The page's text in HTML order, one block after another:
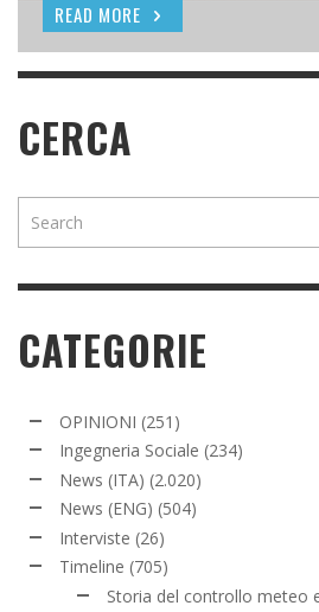
READ MORE
READ MORE
CERCA
CATEGORIE
OPINIONI (251)
Ingegneria Sociale (234)
News (ITA) (2.020)
News (ENG) (504)
Interviste (26)
Timeline (705)
Storia del controllo meteo